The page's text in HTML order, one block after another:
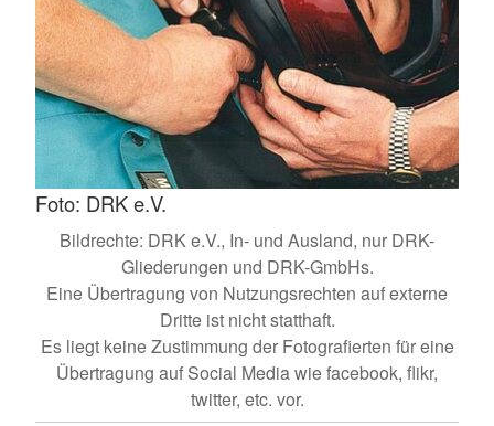
Foto: DRK e.V.
Bildrechte: DRK e.V., In- und Ausland, nur DRK-
Gliederungen und DRK-GmbHs.
Eine Übertragung von Nutzungsrechten auf externe
Dritte ist nicht statthaft.
Es liegt keine Zustimmung der Fotografierten für eine
Übertragung auf Social Media wie facebook, flikr,
twitter, etc. vor.